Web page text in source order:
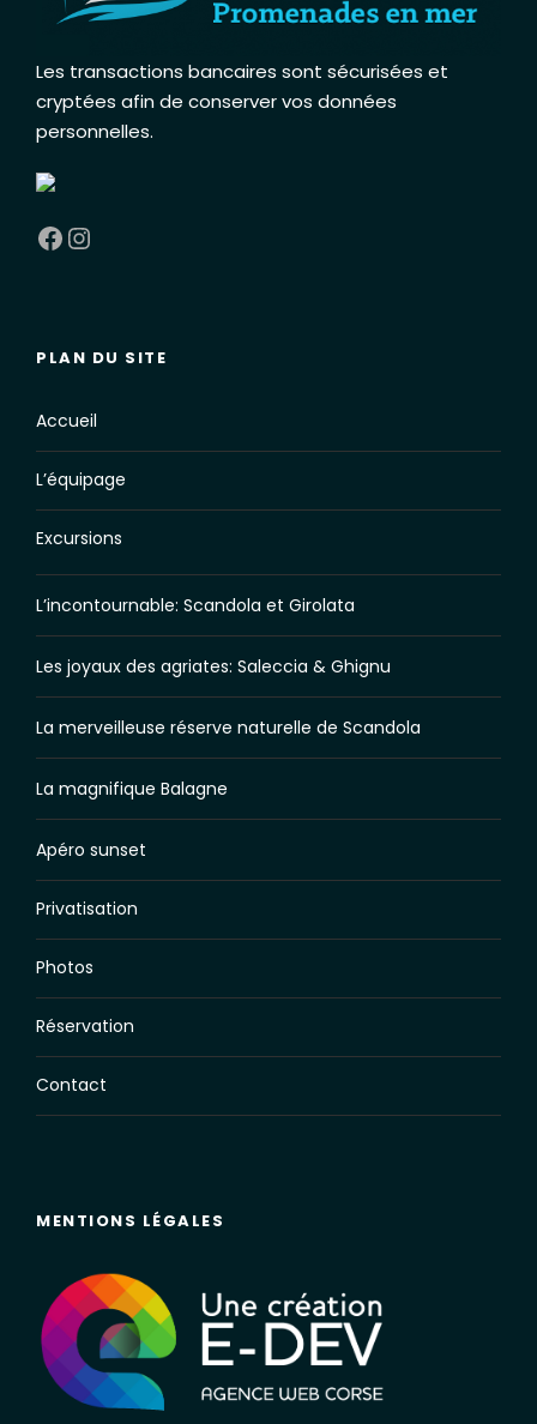
Les transactions bancaires sont sécurisées et
cryptées afin de conserver vos données
personnelles.
Facebook Instagram
PLAN DU SITE
Accueil
L’équipage
Excursions
L’incontournable: Scandola et Girolata
Les joyaux des agriates: Saleccia & Ghignu
La merveilleuse réserve naturelle de Scandola
La magnifique Balagne
Apéro sunset
Privatisation
Photos
Réservation
Contact
MENTIONS LÉGALES